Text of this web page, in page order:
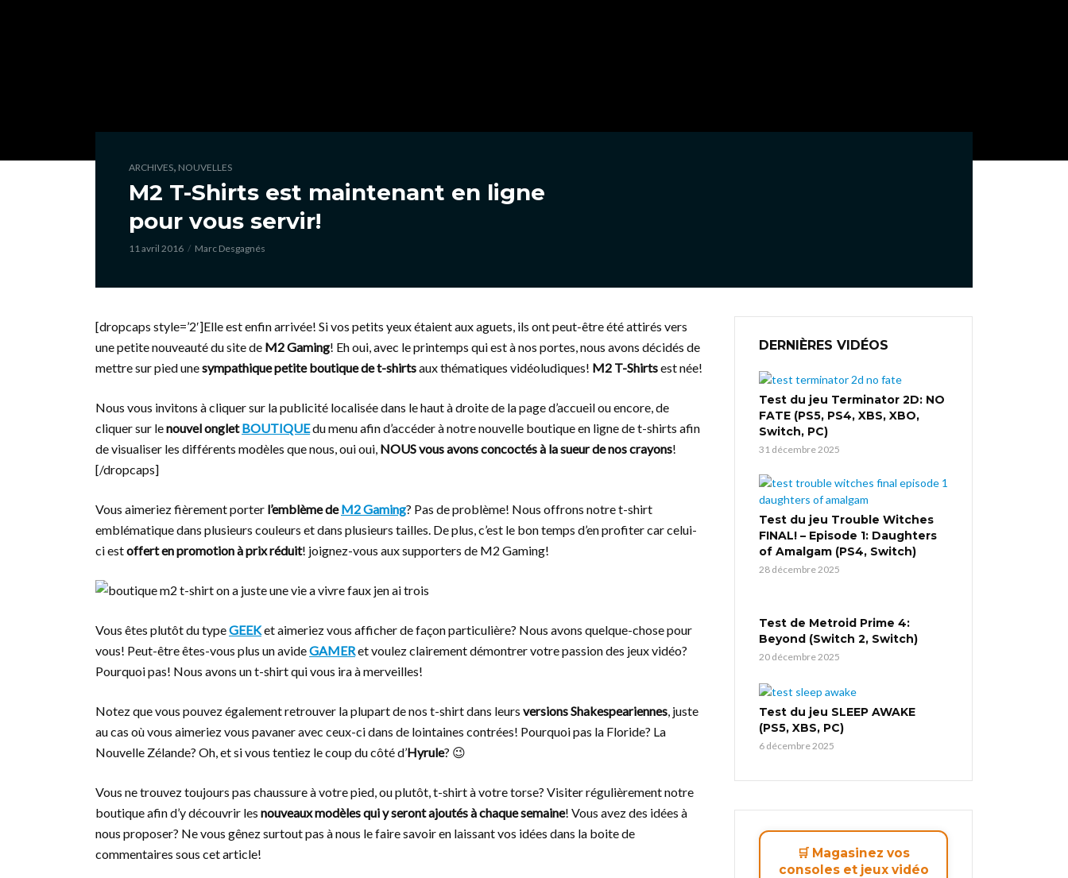
ARCHIVES, NOUVELLES
M2 T-Shirts est maintenant en ligne
pour vous servir!
11 avril 2016 Marc Desgagnés
[dropcaps style=’2′]Elle est enfin arrivée! Si vos petits yeux étaient aux aguets, ils ont peut-être été attirés vers
une petite nouveauté du site de M2 Gaming! Eh oui, avec le printemps qui est à nos portes, nous avons décidés de
mettre sur pied unesympathique petite boutique de t-shirtsaux thématiques vidéoludiques! M2 T-Shirtsest née!
Nous vous invitons à cliquer sur la publicité localisée dans le haut à droite de la page d’accueil ou encore, de
cliquer sur lenouvel ongletBOUTIQUEdu menu afin d’accéder à notre nouvelle boutique en ligne de t-shirts afin
de visualiser les différents modèles que nous, oui oui, NOUS vous avons concoctés à la sueur de nos crayons!
[/dropcaps]
Vous aimeriez fièrement porter l’emblème deM2 Gaming? Pas de problème! Nous offrons notre t-shirt
emblématique dans plusieurs couleurs et dans plusieurs tailles. De plus, c’est le bon temps d’en profiter car celui-
ci estoffert en promotion à prix réduit! joignez-vous aux supporters de M2 Gaming!
Vous êtes plutôt du typeGEEKet aimeriez vous afficher de façon particulière? Nous avons quelque-chose pour
vous! Peut-être êtes-vous plus un avideGAMERet voulez clairement démontrer votre passion des jeux vidéo?
Pourquoi pas! Nous avons un t-shirt qui vous ira à merveilles!
Notez que vous pouvez également retrouver la plupart de nos t-shirt dans leurs versions Shakespeariennes, juste
au cas où vous aimeriez vous pavaner avec ceux-ci dans de lointaines contrées! Pourquoi pas la Floride? La
Nouvelle Zélande? Oh, et si vous tentiez le coup du côté d’Hyrule? 😉
Vous ne trouvez toujours pas chaussure à votre pied, ou plutôt, t-shirt à votre torse? Visiter régulièrement notre
boutique afin d’y découvrir les nouveaux modèles qui y seront ajoutés à chaque semaine! Vous avez des idées à
nous proposer? Ne vous gênez surtout pas à nous le faire savoir en laissant vos idées dans la boite de
commentaires sous cet article!
DERNIÈRES VIDÉOS
Test du jeu Terminator 2D: NO
FATE (PS5, PS4, XBS, XBO,
Switch, PC)
31 décembre 2025
Test du jeu Trouble Witches
FINAL! – Episode 1: Daughters
of Amalgam (PS4, Switch)
28 décembre 2025
Test de Metroid Prime 4:
Beyond (Switch 2, Switch)
20 décembre 2025
Test du jeu SLEEP AWAKE
(PS5, XBS, PC)
6 décembre 2025
🛒 Magasinez vos
consoles et jeux vidéo